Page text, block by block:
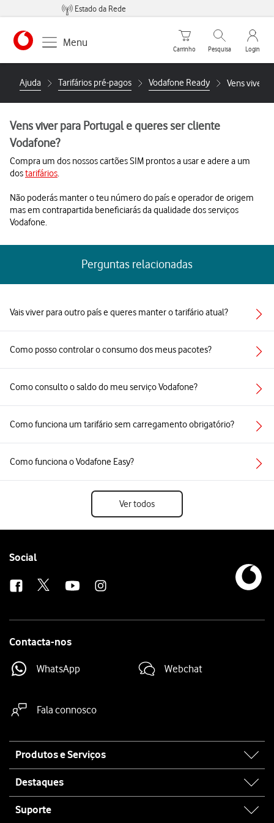
Estado da Rede
https://www.vodafone.pt
Menu
Carrinho de compras
Carrinho
Pesquisar
Pesquisa
My
Login
Ajuda Tarifários pré-pagos Vodafone Ready Vens viver
Vens viver para Portugal e queres ser cliente
Vodafone?
Compra um dos nossos cartões SIM prontos a usar e adere a um
dostarifários.
Não poderás manter o teu número do país e operador de origem
mas em contrapartida beneficiarás da qualidade dos serviços
Vodafone.
Perguntas relacionadas
Vais viver para outro país e queres manter o tarifário atual?
Como posso controlar o consumo dos meus pacotes?
Como consulto o saldo do meu serviço Vodafone?
Como funciona um tarifário sem carregamento obrigatório?
Como funciona o Vodafone Easy?
Ver todos
Follow
Social
Contacta-nos
WhatsApp Webchat
Fala connosco
map
Produtos e Serviços
Destaques
Suporte